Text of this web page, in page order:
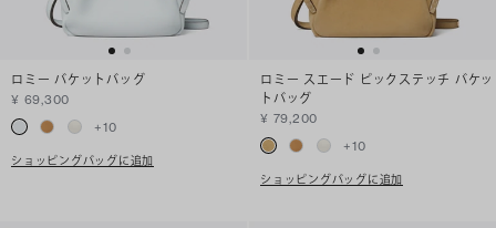
ロミー バケットバッグ
¥ 69,300
+10
ショッピングバッグに追加
ロミー スエード ピックステッチ バケッ
トバッグ
¥ 79,200
+10
ショッピングバッグに追加